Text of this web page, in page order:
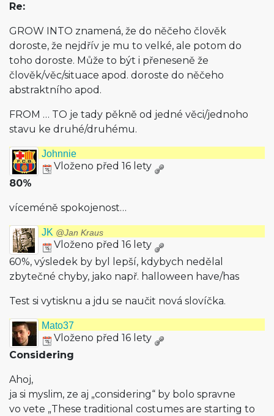
Re:
GROW INTO znamená, že do něčeho člověk
doroste, že nejdřív je mu to velké, ale potom do
toho doroste. Může to být i přeneseně že
člověk/věc/situace apod. doroste do něčeho
abstraktního apod.
FROM … TO je tady pěkně od jedné věci/jednoho
stavu ke druhé/druhému.
Johnnie
Vloženo před 16 lety
80%
víceméně spokojenost…
JK @Jan Kraus
Vloženo před 16 lety
60%, výsledek by byl lepší, kdybych nedělal
zbytečné chyby, jako např. halloween have/has
Test si vytisknu a jdu se naučit nová slovíčka.
Mato37
Vloženo před 16 lety
Considering
Ahoj,
ja si myslim, ze aj „considering“ by bolo spravne
vo vete „These traditional costumes are starting to